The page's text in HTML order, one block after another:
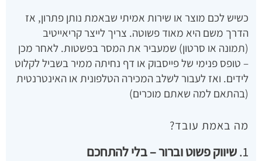
כשיש לכם מוצר או שירות אמיתי שבאמת נותן פתרון, אז
הדרך משם היא מאוד פשוטה. צריך לייצר קריאייטיב
(תמונה או סרטון) שמעביר את המסר בפשטות. לאחר מכן
– טופס פנימי של פייסבוק או דף נחיתה ממיר בשביל לקלוט
לידים. ואז לעבור לשלב המכירה הטלפונית או האינטרנטית
(בהתאם למה שאתם מוכרים)
מה באמת עובד?
1. שיווק פשוט וברור – בלי להתחכם